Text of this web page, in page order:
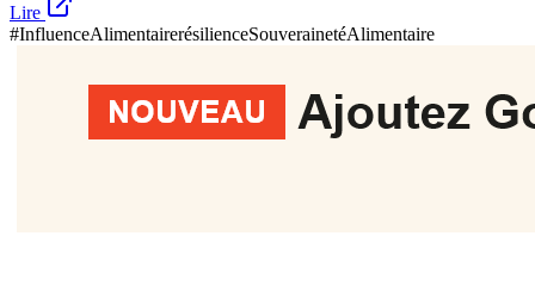
Lire
#InfluenceAlimentairerésilienceSouverainetéAlimentaire